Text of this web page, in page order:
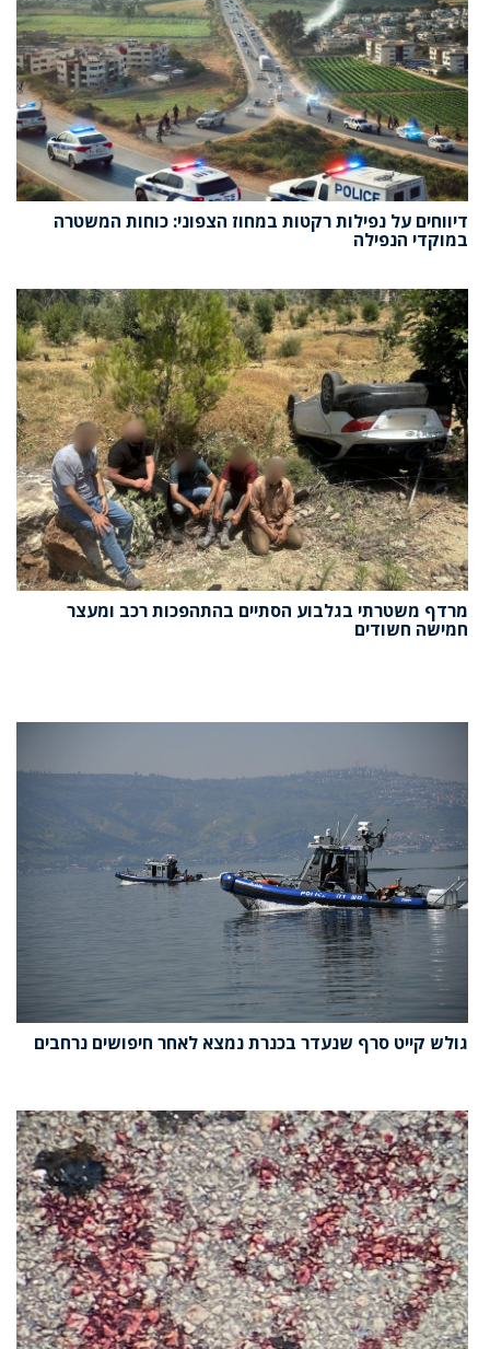
דיווחים על נפילות רקטות במחוז הצפוני: כוחות המשטרה
במוקדי הנפילה
מרדף משטרתי בגלבוע הסתיים בהתהפכות רכב ומעצר
חמישה חשודים
גולש קייט סרף שנעדר בכנרת נמצא לאחר חיפושים נרחבים